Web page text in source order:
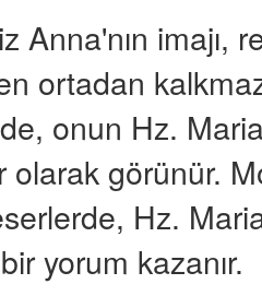
Anna'nın imajı,
ortadan
onun Hz. Maria
olarak görünür.
Hz.
yorum kazanır.